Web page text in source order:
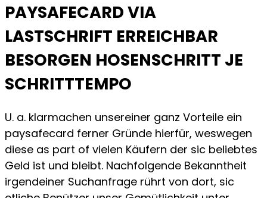
PAYSAFECARD VIA
LASTSCHRIFT ERREICHBAR
BESORGEN HOSENSCHRITT JE
SCHRITTTEMPO
U. a. klarmachen unsereiner ganz Vorteile ein
paysafecard ferner Gründe hierfür, weswegen
diese as part of vielen Käufern der sic beliebtes
Geld ist und bleibt. Nachfolgende Bekanntheit
irgendeiner Suchanfrage rührt von dort, sic